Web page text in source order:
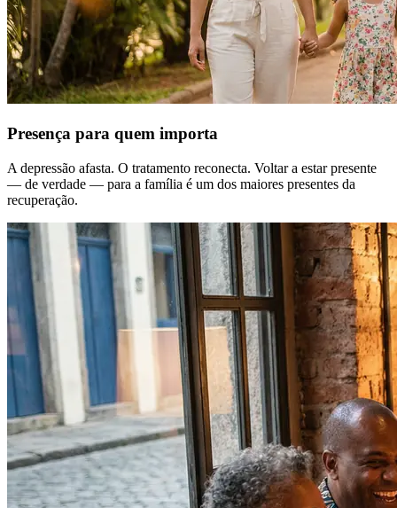
Presença para quem importa
A depressão afasta. O tratamento reconecta. Voltar a estar presente
— de verdade — para a família é um dos maiores presentes da
recuperação.